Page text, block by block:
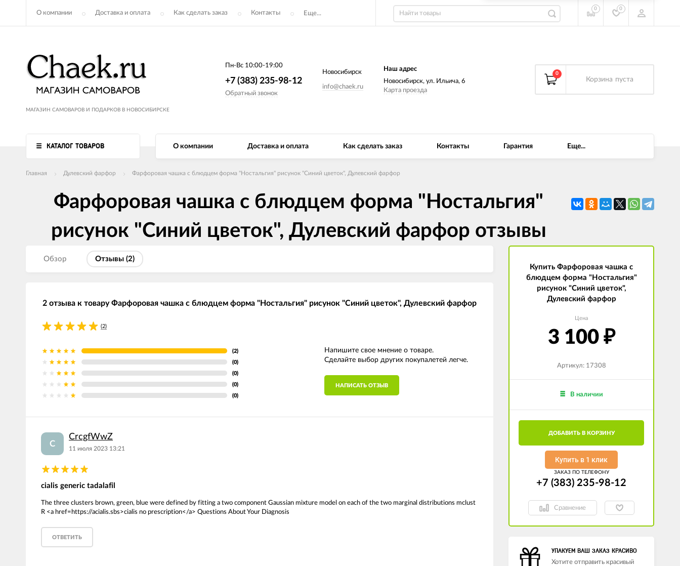
О компании Доставка и оплата Как сделать заказ Контакты Еще...
0 0
МАГАЗИН САМОВАРОВ И ПОДАРКОВ В НОВОСИБИРСКЕ
Пн-Вс 10:00-19:00
+7 (383) 235-98-12
Обратный звонок
Новосибирск
info@chaek.ru
Наш адрес
Новосибирск, ул. Ильича, 6
Карта проезда
0
Корзина пуста
КАТАЛОГ ТОВАРОВ О компании Доставка и оплата Как сделать заказ Контакты Гарантия Еще...
Главная Дулевский фарфор Фарфоровая чашка с блюдцем форма "Ностальгия" рисунок "Синий цветок", Дулевский фарфор
Фарфоровая чашка с блюдцем форма "Ностальгия"
рисунок "Синий цветок", Дулевский фарфор отзывы
Обзор Отзывы (2)
2 отзыва к товару Фарфоровая чашка с блюдцем форма "Ностальгия" рисунок "Синий цветок", Дулевский фарфор
(2)
(2)
(0)
(0)
(0)
(0)
Напишите свое мнение о товаре.
Сделайте выбор других покупалетей легче.
НАПИСАТЬ ОТЗЫВ
C
CrcgfWwZ
11 июля 2023 13:21
cialis generic tadalafil
The three clusters brown, green, blue were defined by fitting a two component Gaussian mixture model on each of the two marginal distributions mclust
R <a href=https://acialis.sbs>cialis no prescription</a> Questions About Your Diagnosis
ОТВЕТИТЬ
Купить Фарфоровая чашка с
блюдцем форма "Ностальгия"
рисунок "Синий цветок",
Дулевский фарфор
Цена
3 100 ₽
Артикул: 17308
В наличии
ДОБАВИТЬ В КОРЗИНУ
Купить в 1 клик
ЗАКАЗ ПО ТЕЛЕФОНУ
+7 (383) 235-98-12
Сравнение
УПАКУЕМ ВАШ ЗАКАЗ КРАСИВО
Хотите отправить красивый